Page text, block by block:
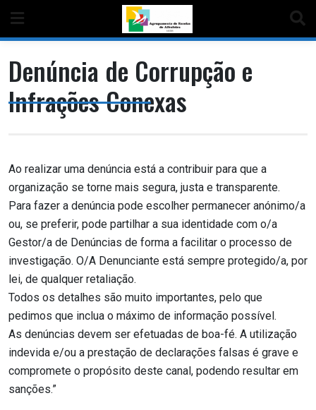
Denúncia de Corrupção e
Infrações Conexas
Ao realizar uma denúncia está a contribuir para que a
organização se torne mais segura, justa e transparente.
Para fazer a denúncia pode escolher permanecer anónimo/a
ou, se preferir, pode partilhar a sua identidade com o/a
Gestor/a de Denúncias de forma a facilitar o processo de
investigação. O/A Denunciante está sempre protegido/a, por
lei, de qualquer retaliação.
Todos os detalhes são muito importantes, pelo que
pedimos que inclua o máximo de informação possível.
As denúncias devem ser efetuadas de boa-fé. A utilização
indevida e/ou a prestação de declarações falsas é grave e
compromete o propósito deste canal, podendo resultar em
sanções.”